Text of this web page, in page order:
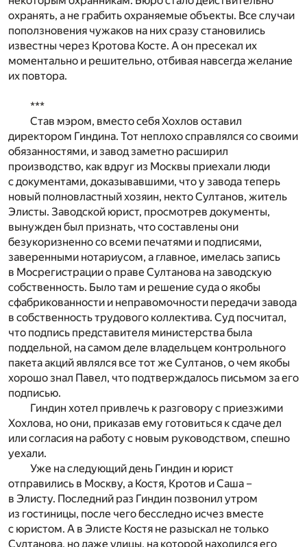
охранять, а не грабить охраняемые объекты. Все случаи
поползновения чужаков на них сразу становились
известны через Кротова Косте. А он пресекал их
моментально и решительно, отбивая навсегда желание
их повтора.
***
Став мэром, вместо себя Хохлов оставил
директором Гиндина. Тот неплохо справлялся со своими
обязанностями, и завод заметно расширил
производство, как вдруг из Москвы приехали люди
с документами, доказывавшими, что у завода теперь
новый полновластный хозяин, некто Султанов, житель
Элисты. Заводской юрист, просмотрев документы,
вынужден был признать, что составлены они
безукоризненно со всеми печатями и подписями,
заверенными нотариусом, а главное, имелась запись
в Мосрегистрации о праве Султанова на заводскую
собственность. Было там и решение суда о якобы
сфабрикованности и неправомочности передачи завода
в собственность трудового коллектива. Суд посчитал,
что подпись представителя министерства была
поддельной, на самом деле владельцем контрольного
пакета акций являлся все тот же Султанов, о чем якобы
хорошо знал Павел, что подтверждалось письмом за его
подписью.
Гиндин хотел привлечь к разговору с приезжими
Хохлова, но они, приказав ему готовиться к сдаче дел
или согласия на работу с новым руководством, спешно
уехали.
Уже на следующий день Гиндин и юрист
отправились в Москву, а Костя, Кротов и Саша –
в Элисту. Последний раз Гиндин позвонил утром
из гостиницы, после чего бесследно исчез вместе
с юристом. А в Элисте Костя не разыскал не только
Султанова, но даже улицы, на которой находился его